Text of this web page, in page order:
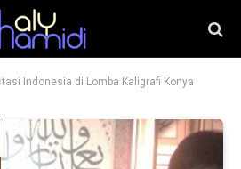
Indonesia di Lomba Kaligrafi Konya